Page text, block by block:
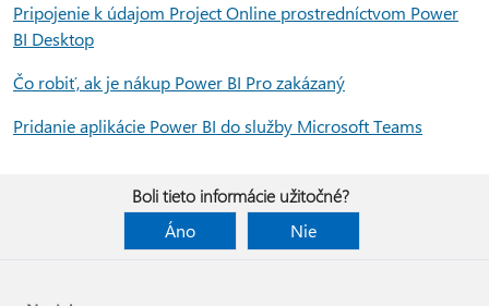
Pripojenie k údajom Project Online prostredníctvom Power
BI Desktop
Čo robiť, ak je nákup Power BI Pro zakázaný
Pridanie aplikácie Power BI do služby Microsoft Teams
Boli tieto informácie užitočné?
Áno
Nie